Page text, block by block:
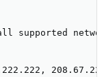
supported